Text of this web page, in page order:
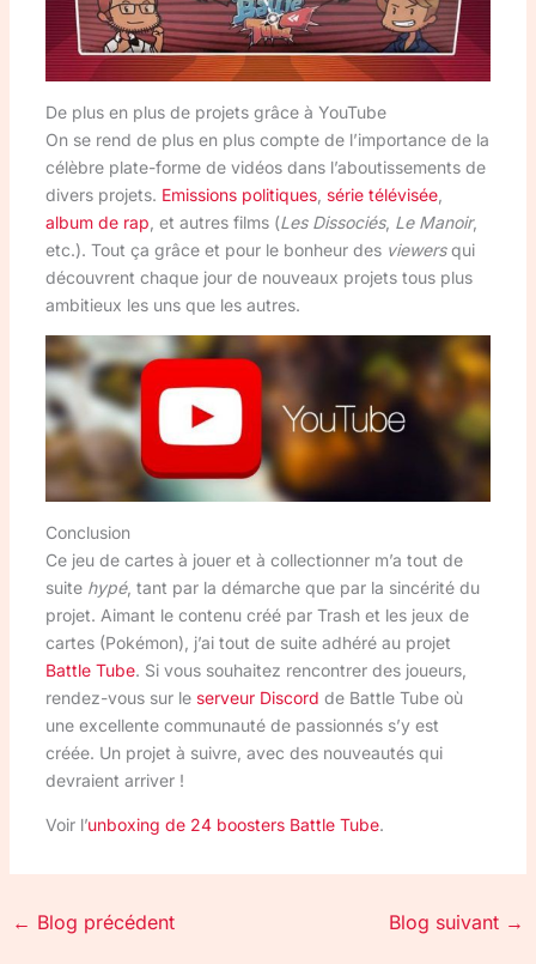
De plus en plus de projets grâce à YouTube
On se rend de plus en plus compte de l’importance de la
célèbre plate-forme de vidéos dans l’aboutissements de
divers projets. Emissions politiques, série télévisée,
album de rap , et autres films (Les Dissociés, Le Manoir,
etc.). Tout ça grâce et pour le bonheur des viewersqui
découvrent chaque jour de nouveaux projets tous plus
ambitieux les uns que les autres.
Conclusion
Ce jeu de cartes à jouer et à collectionner m’a tout de
suite hypé, tant par la démarche que par la sincérité du
projet. Aimant le contenu créé par Trash et les jeux de
cartes (Pokémon), j’ai tout de suite adhéré au projet
Battle Tube. Si vous souhaitez rencontrer des joueurs,
rendez-vous sur le serveur Discord de Battle Tube où
une excellente communauté de passionnés s’y est
créée. Un projet à suivre, avec des nouveautés qui
devraient arriver !
Voir l’unboxing de 24 boosters Battle Tube.
← Blog précédent Blog suivant →